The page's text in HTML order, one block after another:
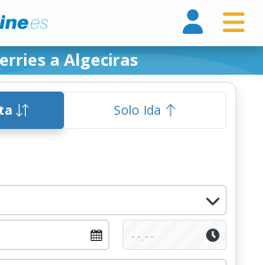
a Algeciras
Solo Ida